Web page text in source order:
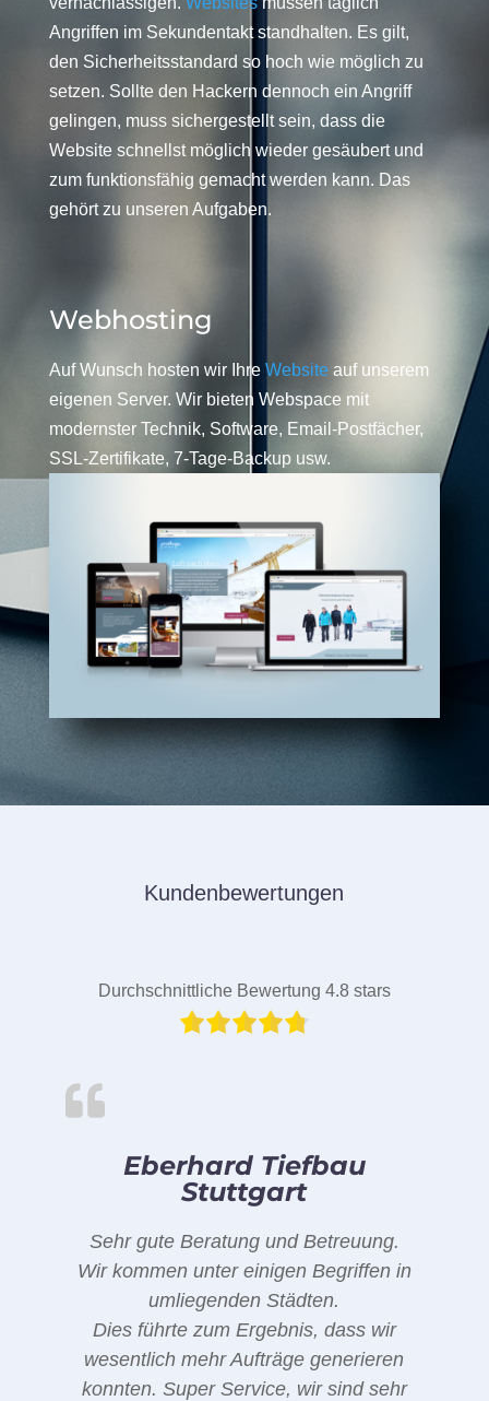
Angriffen im Sekundentakt standhalten. Es gilt,
den Sicherheitsstandard so hoch wie möglich zu
setzen. Sollte den Hackern dennoch ein Angriff
gelingen, muss sichergestellt sein, dass die
Website schnellst möglich wieder gesäubert und
zum funktionsfähig gemacht werden kann. Das
gehört zu unseren Aufgaben.
Webhosting
Auf Wunsch hosten wir Ihre Website auf unserem
eigenen Server. Wir bieten Webspace mit
modernster Technik, Software, Email-Postfächer,
SSL-Zertifikate, 7-Tage-Backup usw.
Kundenbewertungen
Durchschnittliche Bewertung 4.8 stars
Eberhard Tiefbau
Stuttgart
Sehr gute Beratung und Betreuung.
Wir kommen unter einigen Begriffen in
umliegenden Städten.
Dies führte zum Ergebnis, dass wir
wesentlich mehr Aufträge generieren
konnten. Super Service, wir sind sehr